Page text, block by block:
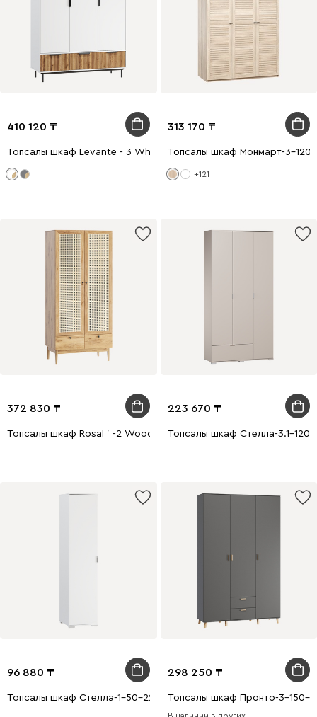
410 120
Топсалы шкаф Levante - 3 White
313 170
Топсалы шкаф Монмарт-3-120-
+121
372 830
Топсалы шкаф Rosal ' -2 Wood
223 670
Топсалы шкаф Стелла-3.1-
96 880
Топсалы шкаф Стелла-1-50-220 Ақ
298 250
Топсалы шкаф Пронто-3-150-
В наличии в других